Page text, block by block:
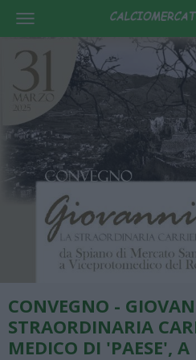
CONVEGNO -
STRAORDINARIA
MEDICO DI 'PAESE',